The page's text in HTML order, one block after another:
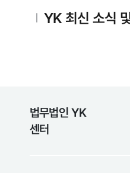
YK 최신 소식
법무법인 YK
센터